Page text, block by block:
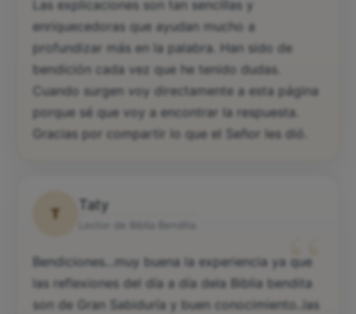
Las explicaciones son tan sencillas y
enriquecedoras que ayudan mucho a
profundizar más en la palabra. Han sido de
bendición cada vez que he tenido dudas.
Cuando surgen voy directamente a esta página
porque sé que voy a encontrar la respuesta.
Gracias por compartir lo que el Señor les dió.
T
Taty
“
Bendiciones...muy buena la experiencia ya que
las reflexiones del día a día dela Biblia bendita
son de Gran Sabiduría y buen conocimiento..las